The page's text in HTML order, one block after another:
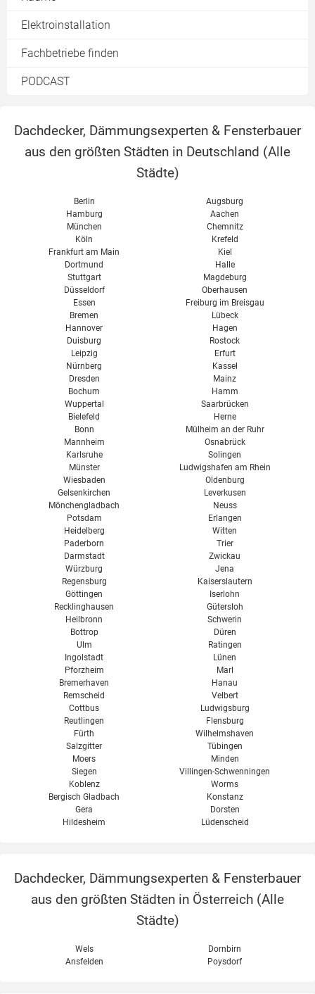
Wandheizung
Fussbodenheizung
Bad
Elektroinstallation
Fachbetriebe finden
PODCAST
Dachdecker, Dämmungsexperten & Fensterbauer
aus den größten Städten in Deutschland (Alle
Städte)
Berlin
Hamburg
München
Köln
Frankfurt am Main
Dortmund
Stuttgart
Düsseldorf
Essen
Bremen
Hannover
Duisburg
Leipzig
Nürnberg
Dresden
Bochum
Wuppertal
Bielefeld
Bonn
Mannheim
Karlsruhe
Münster
Wiesbaden
Gelsenkirchen
Mönchengladbach
Augsburg
Aachen
Chemnitz
Krefeld
Kiel
Halle
Magdeburg
Oberhausen
Freiburg im Breisgau
Lübeck
Hagen
Rostock
Erfurt
Kassel
Mainz
Hamm
Saarbrücken
Herne
Mülheim an der Ruhr
Osnabrück
Solingen
Ludwigshafen am Rhein
Oldenburg
Leverkusen
Neuss
Potsdam
Heidelberg
Paderborn
Darmstadt
Würzburg
Regensburg
Göttingen
Recklinghausen
Heilbronn
Bottrop
Ulm
Ingolstadt
Pforzheim
Bremerhaven
Remscheid
Cottbus
Reutlingen
Fürth
Salzgitter
Moers
Siegen
Koblenz
Bergisch Gladbach
Gera
Hildesheim
Erlangen
Witten
Trier
Zwickau
Jena
Kaiserslautern
Iserlohn
Gütersloh
Schwerin
Düren
Ratingen
Lünen
Marl
Hanau
Velbert
Ludwigsburg
Flensburg
Wilhelmshaven
Tübingen
Minden
Villingen-Schwenningen
Worms
Konstanz
Dorsten
Lüdenscheid
Dachdecker, Dämmungsexperten & Fensterbauer
aus den größten Städten in Österreich (Alle
Städte)
Wels
Dornbirn
Ansfelden
Poysdorf